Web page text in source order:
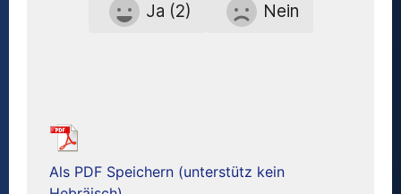
Ja (2) Nein
Als PDF Speichern (unterstütz kein